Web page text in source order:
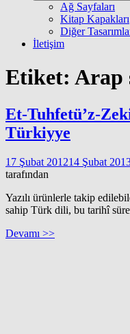
Ağ Sayfaları
Kitap Kapakları
Diğer
İletişim
Etiket: Arap
Et-Tuhfetü’z-
Türkiyye
17 Şubat 201214 Şubat
tarafından
Yazılı ürünlerle takip
sahip Türk dili, bu tarihî
Devamı >>